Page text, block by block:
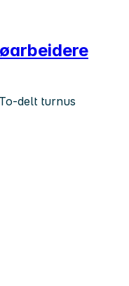
delt turnus